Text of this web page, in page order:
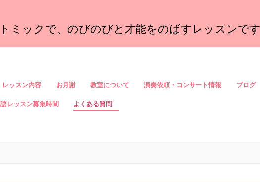
ミックで、のびのびと才能をのばすレッスンです
レッスン内容 お月謝 教室について 演奏依頼・コンサート情報 ブログ
レッスン募集時間 よくある質問